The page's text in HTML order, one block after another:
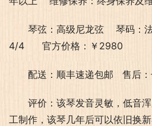
琴弦：高级尼龙弦    琴码：
4/4      官方价格：￥2980
配送：顺丰速递包邮   售后
评价：该琴发音灵敏，低音
工制作，该琴几年后可以依旧换新